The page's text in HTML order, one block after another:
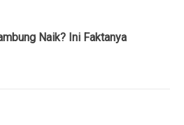
Naik? Ini Faktanya